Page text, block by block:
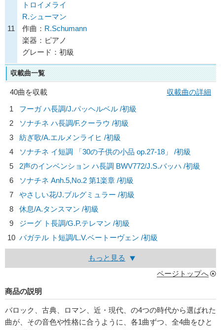
11
トロイメライ
R.シューマン
作曲： R.Schumann
楽器：ピアノ
グレード：初級
収載曲一覧
40曲を収載
収載曲の詳細
1
フーガ ハ長調/J.パッヘルベル /初級
2
ソナチネ ハ長調/F.クーラウ /初級
3
紡ぎ歌/A.エルメンライヒ /初級
4
ソナチネ イ短調 「30の子供の小品 op.27-18」 /初級
5
2声のインベンション ハ長調 BWV772/J.S.バッハ /初級
6
ソナチネ Anh.5,No.2 第1楽章 /初級
7
やさしい花/J.ブルグミュラー /初級
8
休息/A.タンスマン /初級
9
ジーグ ト長調/G.P.テレマン /初級
10 バガテル ト短調/L.V.ベートーヴェン /初級
もっと見る
ページトップへ
商品の説明
バロック、古典、ロマン、近・現代、の4つの時代から選ばれた
曲が、その音色や性格に合うように、各1曲ずつ、全4曲をひと